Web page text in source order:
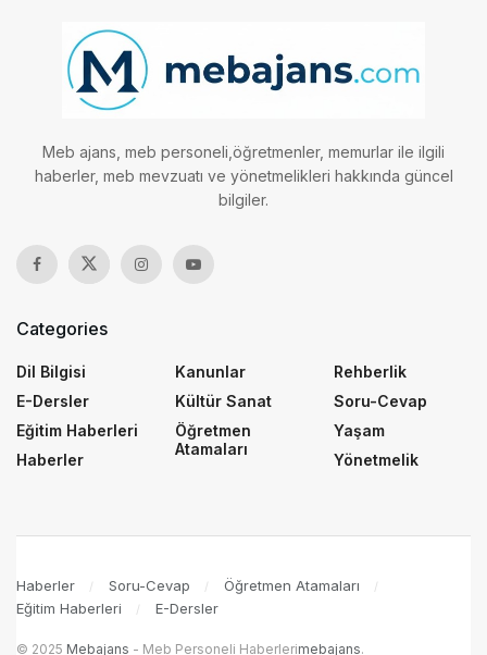
Meb ajans, meb personeli,öğretmenler, memurlar ile ilgili
haberler, meb mevzuatı ve yönetmelikleri hakkında güncel
bilgiler.
Categories
Dil Bilgisi
E-Dersler
Eğitim Haberleri
Haberler
Kanunlar
Kültür Sanat
Öğretmen
Atamaları
Rehberlik
Soru-Cevap
Yaşam
Yönetmelik
Haberler Soru-Cevap
Öğretmen Atamaları
Eğitim Haberleri
E-Dersler
© 2025 Mebajans - Meb Personeli Haberlerimebajans.